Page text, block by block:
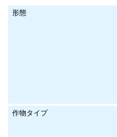
形態
作物タイプ